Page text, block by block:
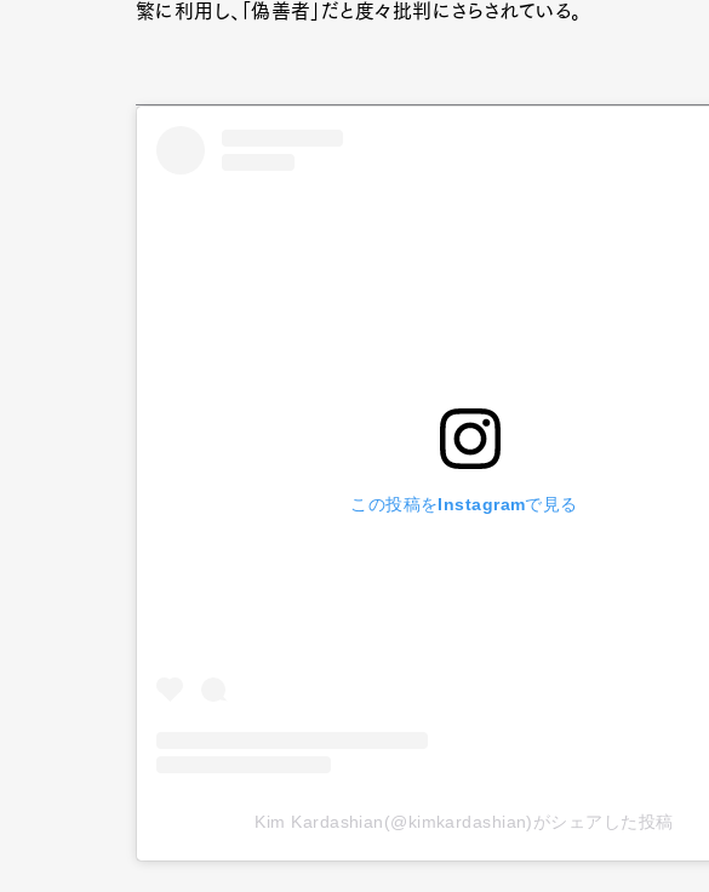
繁に利用し、「偽善者」だと度々批判にさらされている。
この投稿をInstagramで見る
Kim Kardashian(@kimkardashian)がシェアした投稿